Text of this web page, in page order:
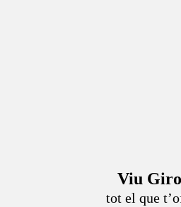
Viu
tot el que